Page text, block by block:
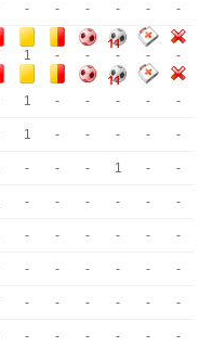
- - - - -
-
1 - - - -
-
1 - - - - -
1 - - - - -
- - - 1 - -
- - - - - -
- - - - - -
- - - - - -
- - - - - -
- - - - - -